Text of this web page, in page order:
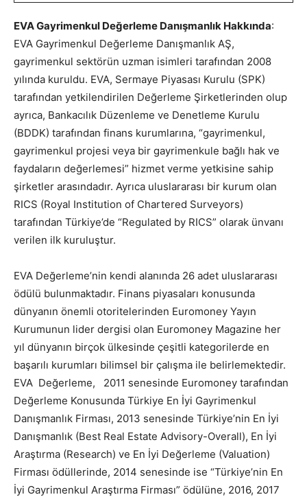
EVA Gayrimenkul Değerleme Danışmanlık Hakkında:
EVA Gayrimenkul Değerleme Danışmanlık AŞ,
gayrimenkul sektörün uzman isimleri tarafından 2008
yılında kuruldu. EVA, Sermaye Piyasası Kurulu (SPK)
tarafından yetkilendirilen Değerleme Şirketlerinden olup
ayrıca, Bankacılık Düzenleme ve Denetleme Kurulu
(BDDK) tarafından finans kurumlarına, “gayrimenkul,
gayrimenkul projesi veya bir gayrimenkule bağlı hak ve
faydaların değerlemesi” hizmet verme yetkisine sahip
şirketler arasındadır. Ayrıca uluslararası bir kurum olan
RICS (Royal Institution of Chartered Surveyors)
tarafından Türkiye’de “Regulated by RICS” olarak ünvanı
verilen ilk kuruluştur.
EVA Değerleme’nin kendi alanında 26 adet uluslararası
ödülü bulunmaktadır. Finans piyasaları konusunda
dünyanın önemli otoritelerinden Euromoney Yayın
Kurumunun lider dergisi olan Euromoney Magazine her
yıl dünyanın birçok ülkesinde çeşitli kategorilerde en
başarılı kurumları bilimsel bir çalışma ile belirlemektedir.
EVA Değerleme, 2011 senesinde Euromoney tarafından
Değerleme Konusunda Türkiye En İyi Gayrimenkul
Danışmanlık Firması, 2013 senesinde Türkiye’nin En İyi
Danışmanlık (Best Real Estate Advisory-Overall), En İyi
Araştırma (Research) ve En İyi Değerleme (Valuation)
Firması ödüllerinde, 2014 senesinde ise “Türkiye’nin En
İyi Gayrimenkul Araştırma Firması” ödülüne, 2016, 2017